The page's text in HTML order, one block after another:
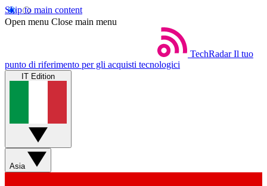
Skip to main content
Open menu Close main menu
TechRadar Il tuo
punto di riferimento per gli acquisti tecnologici
IT Edition
Asia